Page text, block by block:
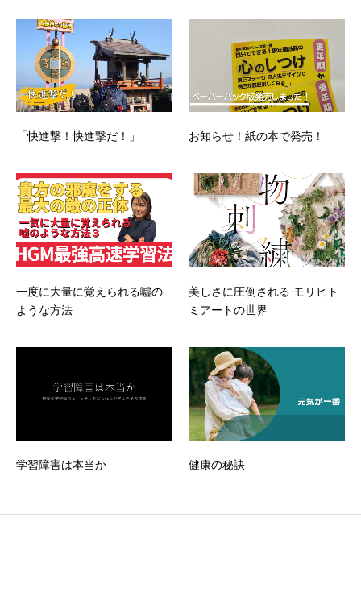
「快進撃！快進撃だ！」 お知らせ！紙の本で発売！
一度に大量に覚えられる噓の
ような方法
美しさに圧倒される モリヒト
ミアートの世界
学習障害は本当か 健康の秘訣